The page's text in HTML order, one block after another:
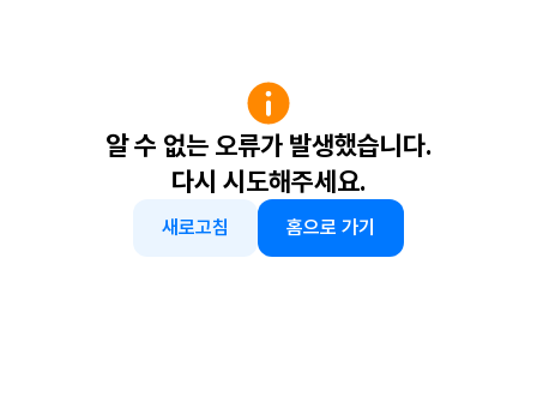
알 수 없는 오류가 발생했습니다.
다시 시도해주세요.
새로고침 홈으로 가기